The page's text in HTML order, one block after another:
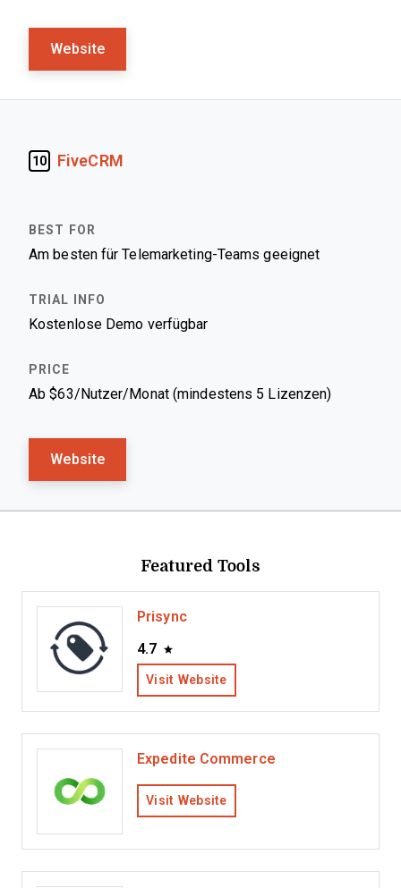
Website
10 FiveCRM
Am besten für Telemarketing-Teams geeignet
Kostenlose Demo verfügbar
Ab $63/Nutzer/Monat (mindestens 5 Lizenzen)
Website
Featured Tools
Prisync
4.7
Visit Website
Expedite Commerce
Visit Website